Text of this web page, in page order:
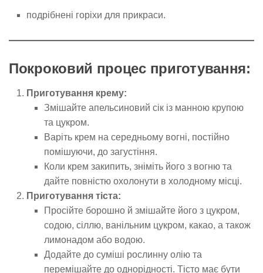
подрібнені горіхи для прикраси.
Покроковий процес приготування:
Приготування крему:
Змішайте апельсиновий сік із манною крупою
та цукром.
Варіть крем на середньому вогні, постійно
помішуючи, до загустіння.
Коли крем закипить, зніміть його з вогню та
дайте повністю охолонути в холодному місці.
Приготування тіста:
Просійте борошно й змішайте його з цукром,
содою, сіллю, ванільним цукром, какао, а також
лимонадом або водою.
Додайте до суміші рослинну олію та
перемішайте до однорідності. Тісто має бути